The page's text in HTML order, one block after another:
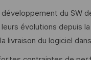
du SW
évolutions depuis
livraison du logiciel